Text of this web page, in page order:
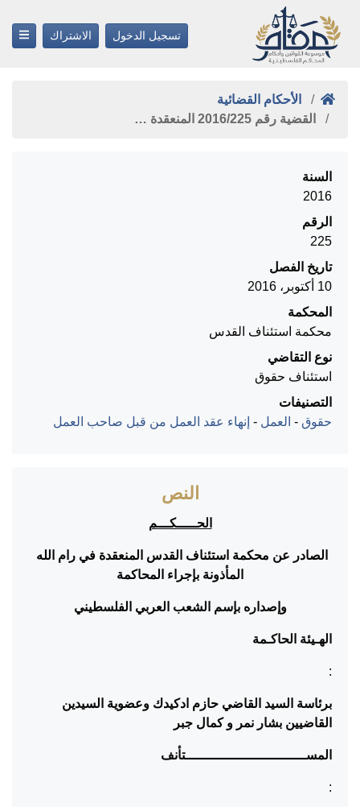
تسجيل الدخول الاشتراك
الأحكام القضائية
القضية رقم ‎225‏/‎2016‏ المنعقدة …
السنة
2016
الرقم
225
تاريخ الفصل
10 أكتوبر، 2016
المحكمة
محكمة استئناف القدس
نوع التقاضي
استئناف حقوق
التصنيفات
حقوق - العمل - إنهاء عقد العمل من قبل صاحب العمل
النص
الحـــــكـــم
الصادر عن محكمة استئناف القدس المنعقدة في رام الله
المأذونة بإجراء المحاكمة
وإصداره بإسم الشعب العربي الفلسطيني
الهـيئة الحاكـمة
:
برئاسة السيد القاضي حازم ادكيدك وعضوية السيدين
القاضيين بشار نمر و كمال جبر
المســــــــــــــــــــــــــــــتأنف
: